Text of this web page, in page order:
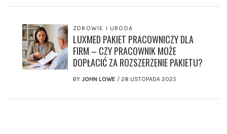
ZDROWIE I URODA
LUXMED PAKIET PRACOWNICZY DLA
FIRM – CZY PRACOWNIK MOŻE
DOPŁACIĆ ZA ROZSZERZENIE PAKIETU?
BY JOHN LOWE / 28 LISTOPADA 2025